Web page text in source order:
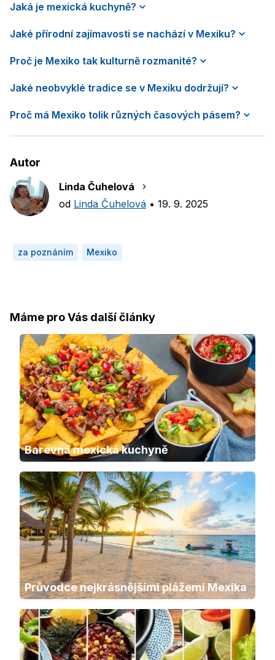
Jaká je mexická kuchyně?
Jaké přírodní zajímavosti se nachází v Mexiku?
Proč je Mexiko tak kulturně rozmanité?
Jaké neobvyklé tradice se v Mexiku dodržují?
Proč má Mexiko tolik různých časových pásem?
Autor
Linda Čuhelová
od Linda Čuhelová • 19. 9. 2025
za poznáním Mexiko
Máme pro Vás další články
Barevná mexická kuchyně
Průvodce nejkrásnějšími plážemi Mexika